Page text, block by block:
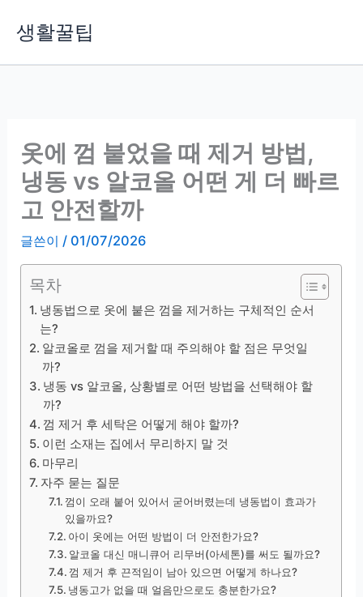
생활꿀팁
옷에 껌 붙었을 때 제거 방법,
냉동 vs 알코올 어떤 게 더 빠르
고 안전할까
글쓴이 / 01/07/2026
목차
냉동법으로 옷에 붙은 껌을 제거하는 구체적인 순서
는?
알코올로 껌을 제거할 때 주의해야 할 점은 무엇일
까?
냉동 vs 알코올, 상황별로 어떤 방법을 선택해야 할
까?
껌 제거 후 세탁은 어떻게 해야 할까?
이런 소재는 집에서 무리하지 말 것
마무리
자주 묻는 질문
껌이 오래 붙어 있어서 굳어버렸는데 냉동법이 효과가
있을까요?
아이 옷에는 어떤 방법이 더 안전한가요?
알코올 대신 매니큐어 리무버(아세톤)를 써도 될까요?
껌 제거 후 끈적임이 남아 있으면 어떻게 하나요?
냉동고가 없을 때 얼음만으로도 충분한가요?